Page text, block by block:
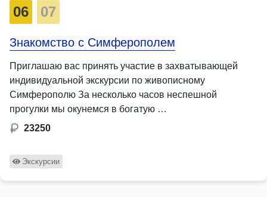
06 07
Знакомство с Симферополем
Приглашаю вас принять участие в захватывающей
индивидуальной экскурсии по живописному
Симферополю За несколько часов неспешной
прогулки мы окунемся в богатую …
23250
Экскурсии